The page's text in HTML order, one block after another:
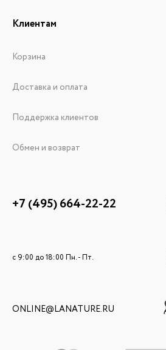
Клиентам
Корзина
Доставка и оплата
Поддержка клиентов
Обмен и возврат
+7 (495) 664-22-22
c 9:00 до 18:00 Пн. - Пт.
ONLINE@LANATURE.RU